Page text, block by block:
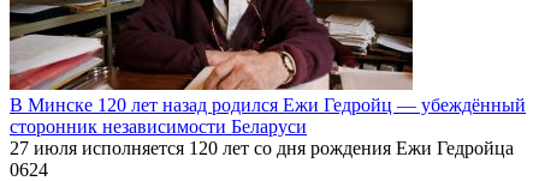
В Минске 120 лет назад родился Ежи Гедройц — убеждённый
сторонник независимости Беларуси
27 июля исполняется 120 лет со дня рождения Ежи Гедройца
0624